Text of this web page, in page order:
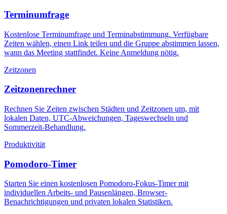
Terminumfrage
Kostenlose Terminumfrage und Terminabstimmung. Verfügbare
Zeiten wählen, einen Link teilen und die Gruppe abstimmen lassen,
wann das Meeting stattfindet. Keine Anmeldung nötig.
Zeitzonen
Zeitzonenrechner
Rechnen Sie Zeiten zwischen Städten und Zeitzonen um, mit
lokalen Daten, UTC-Abweichungen, Tageswechseln und
Sommerzeit-Behandlung.
Produktivität
Pomodoro-Timer
Starten Sie einen kostenlosen Pomodoro-Fokus-Timer mit
individuellen Arbeits- und Pausenlängen, Browser-
Benachrichtigungen und privaten lokalen Statistiken.